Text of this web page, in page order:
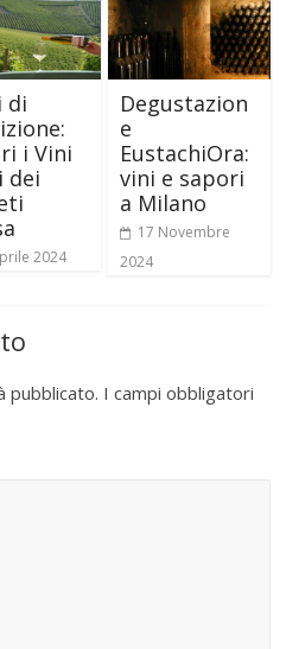
di
i Vini
dei
2024
Degustazion
e
EustachiOra:
vini e sapori
a Milano
17 Novembre
2024
pubblicato. I campi obbligatori